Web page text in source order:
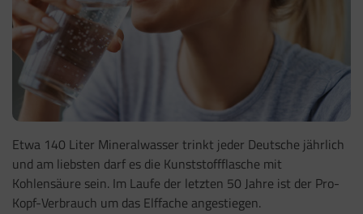
Etwa 140 Liter Mineralwasser trinkt jeder Deutsche jährlich
und am liebsten darf es die Kunststoffflasche mit
Kohlensäure sein. Im Laufe der letzten 50 Jahre ist der Pro-
Kopf-Verbrauch um das Elffache angestiegen.